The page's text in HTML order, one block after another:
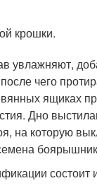
крошки.
увлажняют,
чего
ящиках
Дно
на которую
состоит